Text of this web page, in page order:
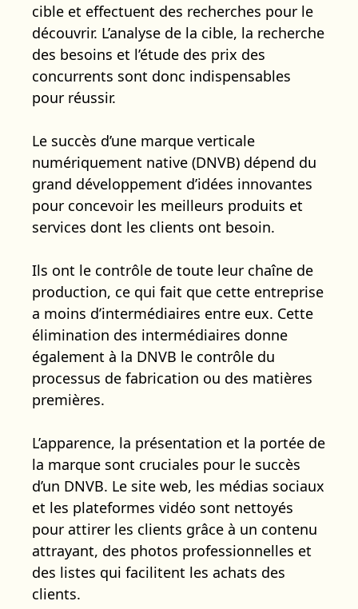
cible et effectuent des recherches pour le
découvrir. L’analyse de la cible, la recherche
des besoins et l’étude des prix des
concurrents sont donc indispensables
pour réussir.
Le succès d’une marque verticale
numériquement native (DNVB) dépend du
grand développement d’idées innovantes
pour concevoir les meilleurs produits et
services dont les clients ont besoin.
Ils ont le contrôle de toute leur chaîne de
production, ce qui fait que cette entreprise
a moins d’intermédiaires entre eux. Cette
élimination des intermédiaires donne
également à la DNVB le contrôle du
processus de fabrication ou des matières
premières.
L’apparence, la présentation et la portée de
la marque sont cruciales pour le succès
d’un DNVB. Le site web, les médias sociaux
et les plateformes vidéo sont nettoyés
pour attirer les clients grâce à un contenu
attrayant, des photos professionnelles et
des listes qui facilitent les achats des
clients.